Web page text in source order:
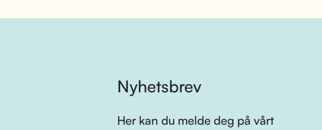
Nyhetsbrev
Her kan du melde deg på vårt